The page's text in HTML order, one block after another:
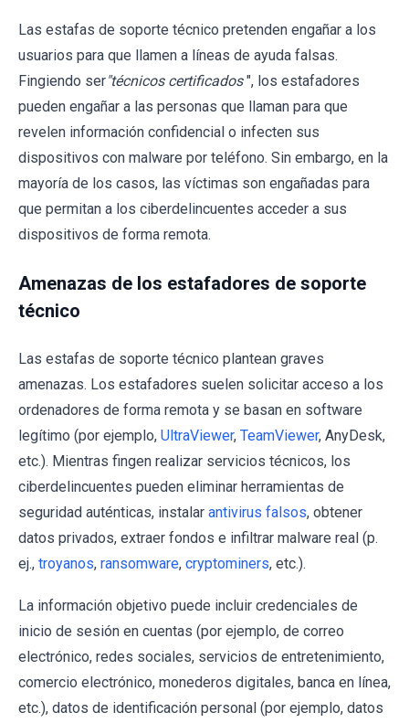
Las estafas de soporte técnico pretenden engañar a los
usuarios para que llamen a líneas de ayuda falsas.
Fingiendo ser"técnicos certificados ", los estafadores
pueden engañar a las personas que llaman para que
revelen información confidencial o infecten sus
dispositivos con malware por teléfono. Sin embargo, en la
mayoría de los casos, las víctimas son engañadas para
que permitan a los ciberdelincuentes acceder a sus
dispositivos de forma remota.
Amenazas de los estafadores de soporte
técnico
Las estafas de soporte técnico plantean graves
amenazas. Los estafadores suelen solicitar acceso a los
ordenadores de forma remota y se basan en software
legítimo (por ejemplo, UltraViewer, TeamViewer, AnyDesk,
etc.). Mientras fingen realizar servicios técnicos, los
ciberdelincuentes pueden eliminar herramientas de
seguridad auténticas, instalar antivirus falsos, obtener
datos privados, extraer fondos e infiltrar malware real (p.
ej., troyanos, ransomware, cryptominers, etc.).
La información objetivo puede incluir credenciales de
inicio de sesión en cuentas (por ejemplo, de correo
electrónico, redes sociales, servicios de entretenimiento,
comercio electrónico, monederos digitales, banca en línea,
etc.), datos de identificación personal (por ejemplo, datos